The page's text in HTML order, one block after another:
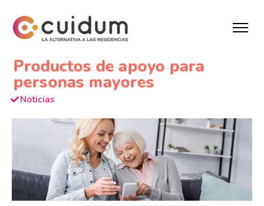
Productos de apoyo para
personas mayores
Noticias